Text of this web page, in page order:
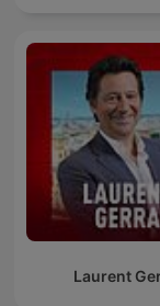
Laurent